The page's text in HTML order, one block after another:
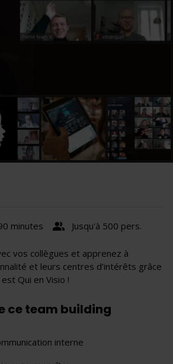
minutes Jusqu'à 500 pers.
vos collègues et apprenez à
et leurs centres d’intérêts grâce
Qui en Visio !
ce team building
interne